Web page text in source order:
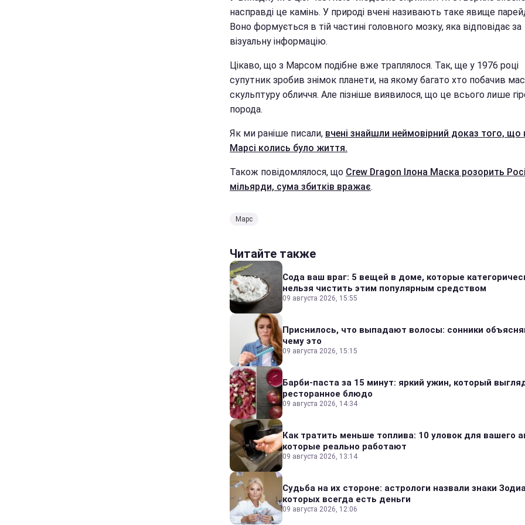
насправді це камінь. У природі вчені називають таке явище
Воно формується в тій частині головного мозку, яка відповідає за
візуальну інформацію.
Цікаво, що з Марсом подібне вже траплялося. Так, ще у 1976 році
супутник зробив знімок планети, на якому багато хто побачив
скульптуру обличчя. Але пізніше виявилося, що це всього лише
порода.
Як ми раніше писали, вчені знайшли неймовірний доказ того, що
Марсі колись було життя.
Також повідомлялося, що Crew Dragon Ілона Маска розорить
мільярди, сума збитків вражає.
Марс
Читайте также
Сода ваш враг: 5 вещей в доме, которые
нельзя чистить этим популярным средством
09 августа 2026, 15:55
Приснилось, что выпадают волосы: сонники
чему это
09 августа 2026, 15:15
Барби-паста за 15 минут: яркий ужин, который
ресторанное блюдо
09 августа 2026, 14:34
Как тратить меньше топлива: 10 уловок для вашего
которые реально работают
09 августа 2026, 13:14
Судьба на их стороне: астрологи назвали знаки
которых всегда есть деньги
09 августа 2026, 12:06